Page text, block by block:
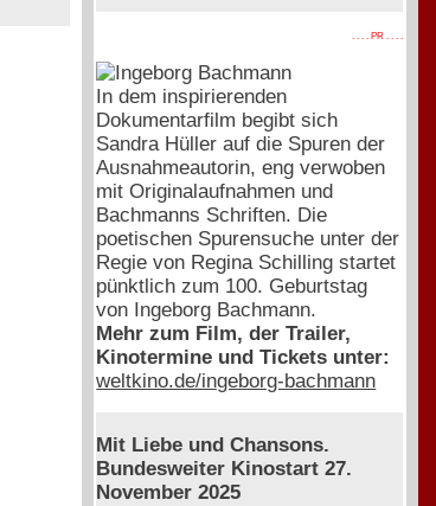
. . . . PR . . . .
In dem inspirierenden
Dokumentarfilm begibt sich
Sandra Hüller auf die Spuren der
Ausnahmeautorin, eng verwoben
mit Originalaufnahmen und
Bachmanns Schriften. Die
poetischen Spurensuche unter der
Regie von Regina Schilling startet
pünktlich zum 100. Geburtstag
von Ingeborg Bachmann.
Mehr zum Film, der Trailer,
Kinotermine und Tickets unter:
weltkino.de/ingeborg-bachmann
Mit Liebe und Chansons.
Bundesweiter Kinostart 27.
November 2025